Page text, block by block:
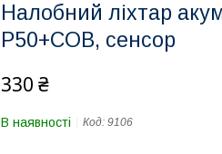
Налобний ліхтар
Р50+COB, сенсор
330 ₴
В наявності Код: 9106